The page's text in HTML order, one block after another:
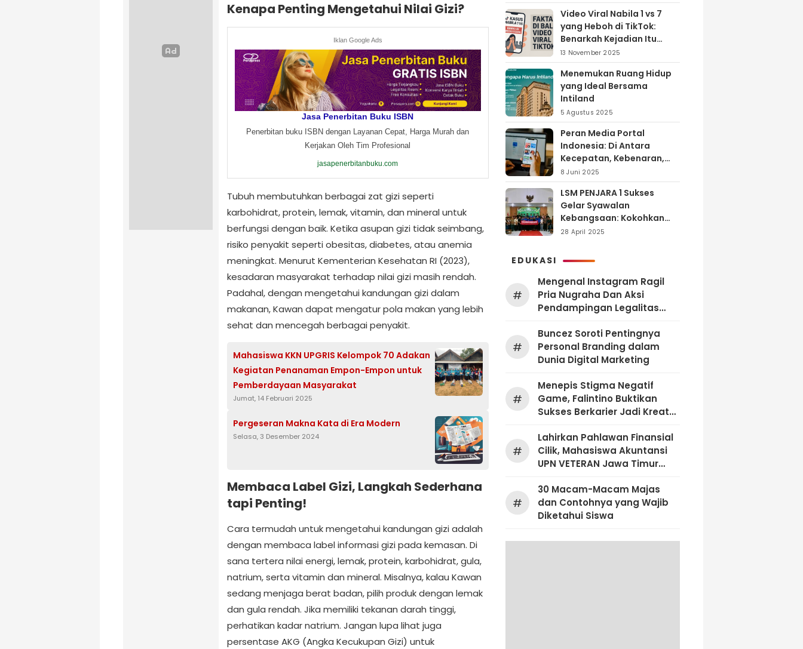
Kenapa Penting Mengetahui Nilai Gizi?
Iklan Google Ads
Jasa Penerbitan Buku ISBN
Penerbitan buku ISBN dengan Layanan Cepat, Harga Murah dan
Kerjakan Oleh Tim Profesional
jasapenerbitanbuku.com
Tubuh membutuhkan berbagai zat gizi seperti
karbohidrat, protein, lemak, vitamin, dan mineral untuk
berfungsi dengan baik. Ketika asupan gizi tidak seimbang,
risiko penyakit seperti obesitas, diabetes, atau anemia
meningkat. Menurut Kementerian Kesehatan RI (2023),
kesadaran masyarakat terhadap nilai gizi masih rendah.
Padahal, dengan mengetahui kandungan gizi dalam
makanan, Kawan dapat mengatur pola makan yang lebih
sehat dan mencegah berbagai penyakit.
Mahasiswa KKN UPGRIS Kelompok 70 Adakan
Kegiatan Penanaman Empon-Empon untuk
Pemberdayaan Masyarakat
Jumat, 14 Februari 2025
Pergeseran Makna Kata di Era Modern
Selasa, 3 Desember 2024
Membaca Label Gizi, Langkah Sederhana
tapi Penting!
Cara termudah untuk mengetahui kandungan gizi adalah
dengan membaca label informasi gizi pada kemasan. Di
sana tertera nilai energi, lemak, protein, karbohidrat, gula,
natrium, serta vitamin dan mineral. Misalnya, kalau Kawan
sedang menjaga berat badan, pilih produk dengan lemak
dan gula rendah. Jika memiliki tekanan darah tinggi,
perhatikan kadar natrium. Jangan lupa lihat juga
persentase AKG (Angka Kecukupan Gizi) untuk
Video Viral Nabila 1 vs 7
yang Heboh di TikTok:
Benarkah Kejadian Itu
Nyata?
13 November 2025
Menemukan Ruang Hidup
yang Ideal Bersama
Intiland
5 Agustus 2025
Peran Media Portal
Indonesia: Di Antara
Kecepatan, Kebenaran,
dan Tanggung Jawab
8 Juni 2025
LSM PENJARA 1 Sukses
Gelar Syawalan
Kebangsaan: Kokohkan
Tekad Melawan Korupsi
28 April 2025
EDUKASI
#
Mengenal Instagram Ragil
Pria Nugraha Dan Aksi
Pendampingan Legalitas
#
‎Buncez Soroti Pentingnya
Personal Branding dalam
Dunia Digital Marketing
#
Menepis Stigma Negatif
Game, Falintino Buktikan
Sukses Berkarier Jadi Kreator
#
Lahirkan Pahlawan Finansial
Cilik, Mahasiswa Akuntansi
UPN VETERAN Jawa Timur
Dengan Literasi Keuangan
Sejak Dini
#
30 Macam-Macam Majas
dan Contohnya yang Wajib
Diketahui Siswa